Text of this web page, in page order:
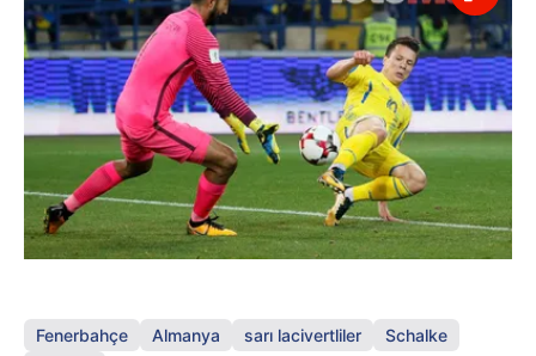
Fenerbahçe Almanya sarı lacivertliler
Schalke